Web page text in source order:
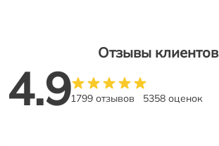
Отзывы клиентов
4.91799 отзывов 5358 оценок